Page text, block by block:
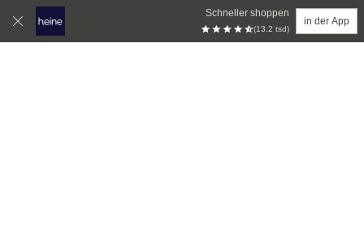
Schneller shoppen
(13.2 tsd)
in der App